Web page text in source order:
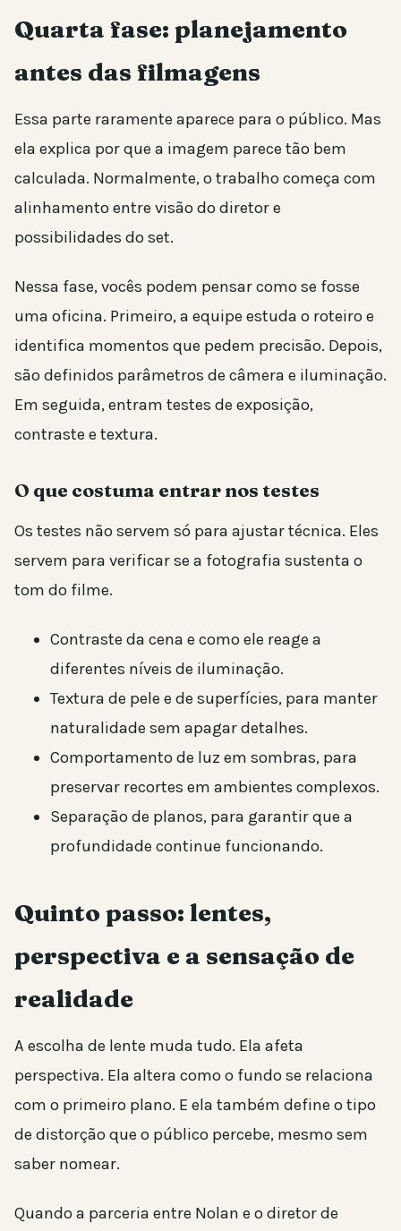
Quarta fase: planejamento
antes das filmagens
Essa parte raramente aparece para o público. Mas
ela explica por que a imagem parece tão bem
calculada. Normalmente, o trabalho começa com
alinhamento entre visão do diretor e
possibilidades do set.
Nessa fase, vocês podem pensar como se fosse
uma oficina. Primeiro, a equipe estuda o roteiro e
identifica momentos que pedem precisão. Depois,
são definidos parâmetros de câmera e iluminação.
Em seguida, entram testes de exposição,
contraste e textura.
O que costuma entrar nos testes
Os testes não servem só para ajustar técnica. Eles
servem para verificar se a fotografia sustenta o
tom do filme.
Contraste da cena e como ele reage a
diferentes níveis de iluminação.
Textura de pele e de superfícies, para manter
naturalidade sem apagar detalhes.
Comportamento de luz em sombras, para
preservar recortes em ambientes complexos.
Separação de planos, para garantir que a
profundidade continue funcionando.
Quinto passo: lentes,
perspectiva e a sensação de
realidade
A escolha de lente muda tudo. Ela afeta
perspectiva. Ela altera como o fundo se relaciona
com o primeiro plano. E ela também define o tipo
de distorção que o público percebe, mesmo sem
saber nomear.
Quando a parceria entre Nolan e o diretor de